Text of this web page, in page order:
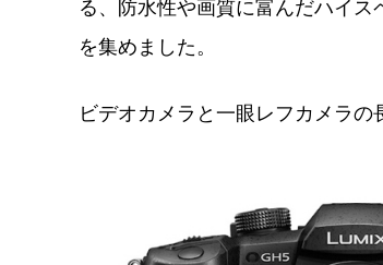
る、防水性や画質に富んだハイ
を集めました。
ビデオカメラと一眼レフカメラの